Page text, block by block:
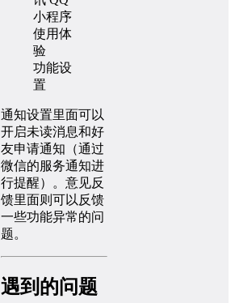
功能设
置
通知设置里面可以
开启未读消息和好
友申请通知（通过
微信的服务通知进
行提醒）。意见反
馈里面则可以反馈
一些功能异常的问
题。
遇到的问题